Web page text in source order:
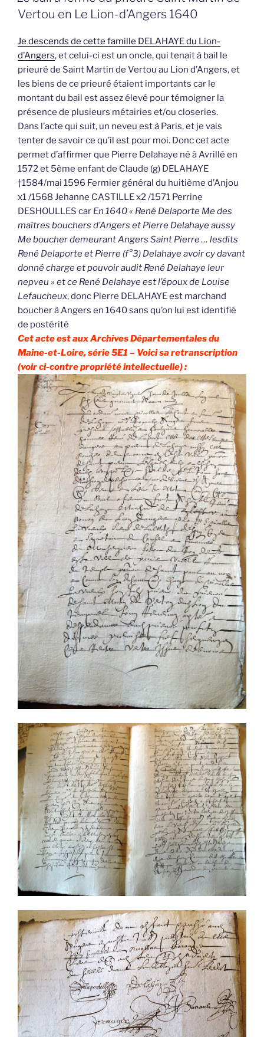
Vertou en Le Lion-d’Angers 1640
Je descends de cette famille DELAHAYE du Lion-
d’Angers, et celui-ci est un oncle, qui tenait à bail le
prieuré de Saint Martin de Vertou au Lion d’Angers, et
les biens de ce prieuré étaient importants car le
montant du bail est assez élevé pour témoigner la
présence de plusieurs métairies et/ou closeries.
Dans l’acte qui suit, un neveu est à Paris, et je vais
tenter de savoir ce qu’il est pour moi. Donc cet acte
permet d’affirmer que Pierre Delahaye né à Avrillé en
1572 et 5ème enfant de Claude (g) DELAHAYE
†1584/mai 1596 Fermier général du huitième d’Anjou
x1 /1568 Jehanne CASTILLE x2 /1571 Perrine
DESHOULLES car En 1640 « René Delaporte Me des
maîtres bouchers d’Angers et Pierre Delahaye aussy
Me boucher demeurant Angers Saint Pierre … lesdits
René Delaporte et Pierre (f°3) Delahaye avoir cy davant
donné charge et pouvoir audit René Delahaye leur
nepveu » et ce René Delahaye est l’époux de Louise
Lefaucheux, donc Pierre DELAHAYE est marchand
boucher à Angers en 1640 sans qu’on lui est identifié
de postérité
Cet acte est aux Archives Départementales du
Maine-et-Loire, série 5E1 – Voici sa retranscription
(voir ci-contre propriété intellectuelle) :